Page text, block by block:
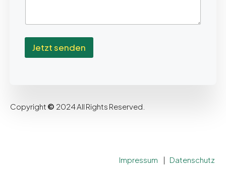
Jetzt senden
Copyright © 2024 All Rights Reserved.
Impressum | Datenschutz